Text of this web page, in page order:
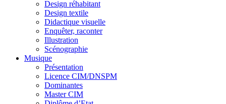
Design réhabitant
Design textile
Didactique visuelle
Enquêter, raconter
Illustration
Scénographie
Musique
Présentation
Licence CIM/DNSPM
Dominantes
Master CIM